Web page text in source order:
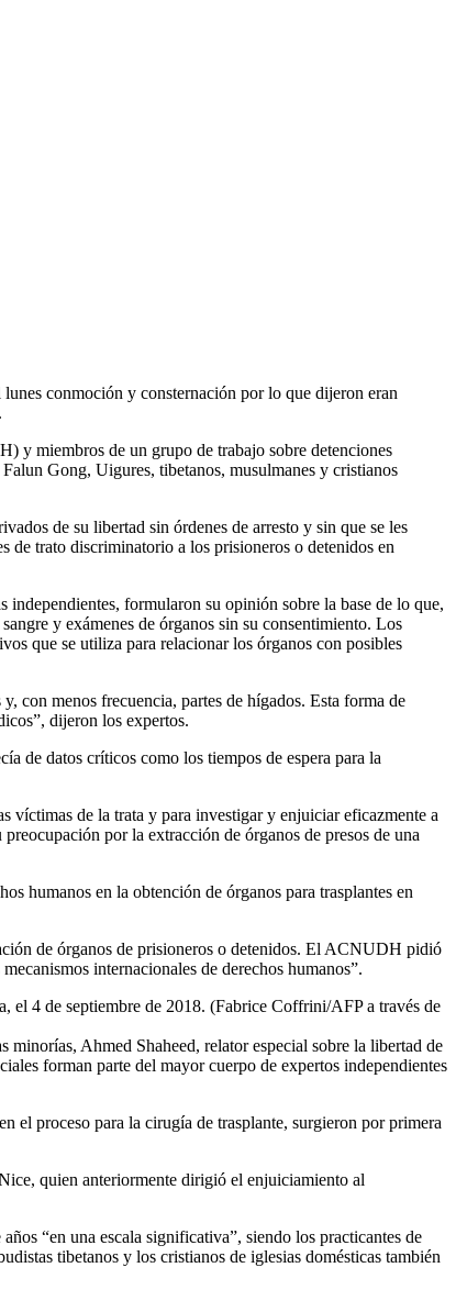
conmoción y consternación por lo que dijeron eran
y miembros de un grupo de trabajo sobre detenciones
Gong, Uigures, tibetanos, musulmanes y cristianos
de su libertad sin órdenes de arresto y sin que se les
de trato discriminatorio a los prisioneros o detenidos en
formularon su opinión sobre la base de lo que,
y exámenes de órganos sin su consentimiento. Los
que se utiliza para relacionar los órganos con posibles
con menos frecuencia, partes de hígados. Esta forma de
dijeron los expertos.
de datos críticos como los tiempos de espera para la
víctimas de la trata y para investigar y enjuiciar eficazmente a
por la extracción de órganos de presos de una
humanos en la obtención de órganos para trasplantes en
de órganos de prisioneros o detenidos. El ACNUDH pidió
internacionales de derechos humanos”.
el 4 de septiembre de 2018. (Fabrice Coffrini/AFP a través de
minorías, Ahmed Shaheed, relator especial sobre la libertad de
forman parte del mayor cuerpo de expertos independientes
el proceso para la cirugía de trasplante, surgieron por primera
quien anteriormente dirigió el enjuiciamiento al
“en una escala significativa”, siendo los practicantes de
tibetanos y los cristianos de iglesias domésticas también